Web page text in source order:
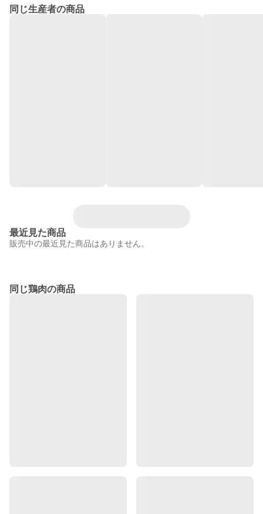
同じ生産者の商品
最近見た商品
販売中の最近見た商品はありません。
同じ鶏肉の商品